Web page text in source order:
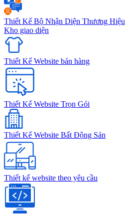
Thiết Kế Bộ Nhận Diện Thương Hiệu
Kho giao diện
Thiết Kế Website bán hàng
Thiết Kế Website Trọn Gói
Thiết Kế Website Bất Động Sản
Thiết kế website theo yêu cầu